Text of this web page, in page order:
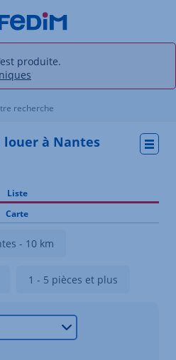
produite.
recherche
à Nantes
Liste
Carte
- 10 km
1 - 5 pièces et plus